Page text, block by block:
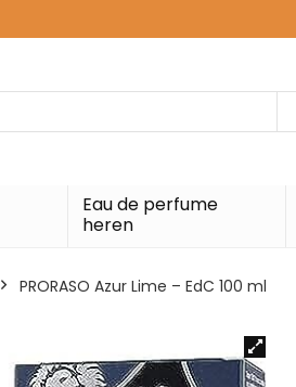
Eau de perfume
heren
PRORASO Azur Lime – EdC 100 ml